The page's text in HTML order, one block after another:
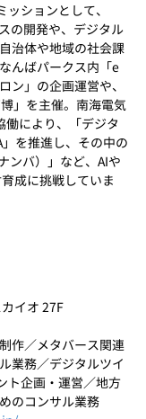
ションとして、
の開発や、デジタル
治体や地域の社会課
んばパークス内「e
ン」の企画運営や、
」を主催。南海電気
により、「デジタ
を推進し、その中の
ンバ）」など、AIや
成に挑戦していま
イオ 27F
作／メタバース関連
業務／デジタルツイ
ト企画・運営／地方
のコンサル業務